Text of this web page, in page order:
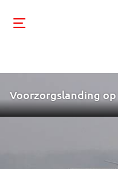
Voorzorgslanding